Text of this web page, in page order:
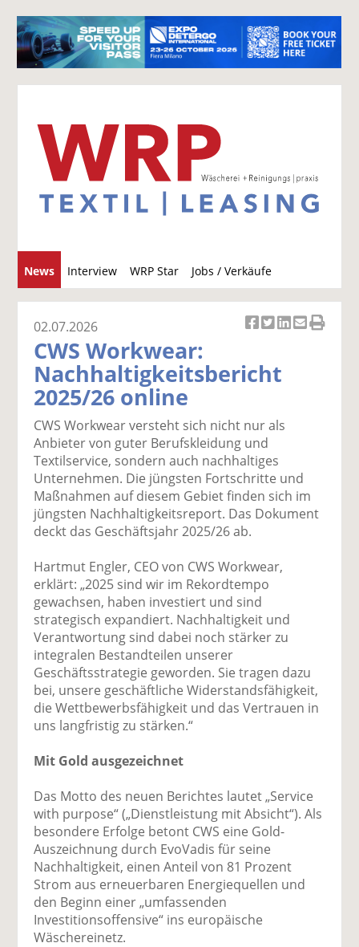
News Interview WRP Star Jobs / Verkäufe
u
c
k
uf
F
ac
e
b
o
o
te
il
e
n
k
wi
tt
er
n
k
uf
n
k
e
di
il
ai
l
v
02.07.2026
CWS Workwear:
Nachhaltigkeitsbericht
2025/26 online
CWS Workwear versteht sich nicht nur als
Anbieter von guter Berufskleidung und
Textilservice, sondern auch nachhaltiges
Unternehmen. Die jüngsten Fortschritte und
Maßnahmen auf diesem Gebiet finden sich im
jüngsten Nachhaltigkeitsreport. Das Dokument
deckt das Geschäftsjahr 2025/26 ab.
Hartmut Engler, CEO von CWS Workwear,
erklärt: „2025 sind wir im Rekordtempo
gewachsen, haben investiert und sind
strategisch expandiert. Nachhaltigkeit und
Verantwortung sind dabei noch stärker zu
integralen Bestandteilen unserer
Geschäftsstrategie geworden. Sie tragen dazu
bei, unsere geschäftliche Widerstandsfähigkeit,
die Wettbewerbsfähigkeit und das Vertrauen in
uns langfristig zu stärken.“
Mit Gold ausgezeichnet
Das Motto des neuen Berichtes lautet „Service
with purpose“ („Dienstleistung mit Absicht“). Als
besondere Erfolge betont CWS eine Gold-
Auszeichnung durch EvoVadis für seine
Nachhaltigkeit, einen Anteil von 81 Prozent
Strom aus erneuerbaren Energiequellen und
den Beginn einer „umfassenden
Investitionsoffensive“ ins europäische
Wäschereinetz.